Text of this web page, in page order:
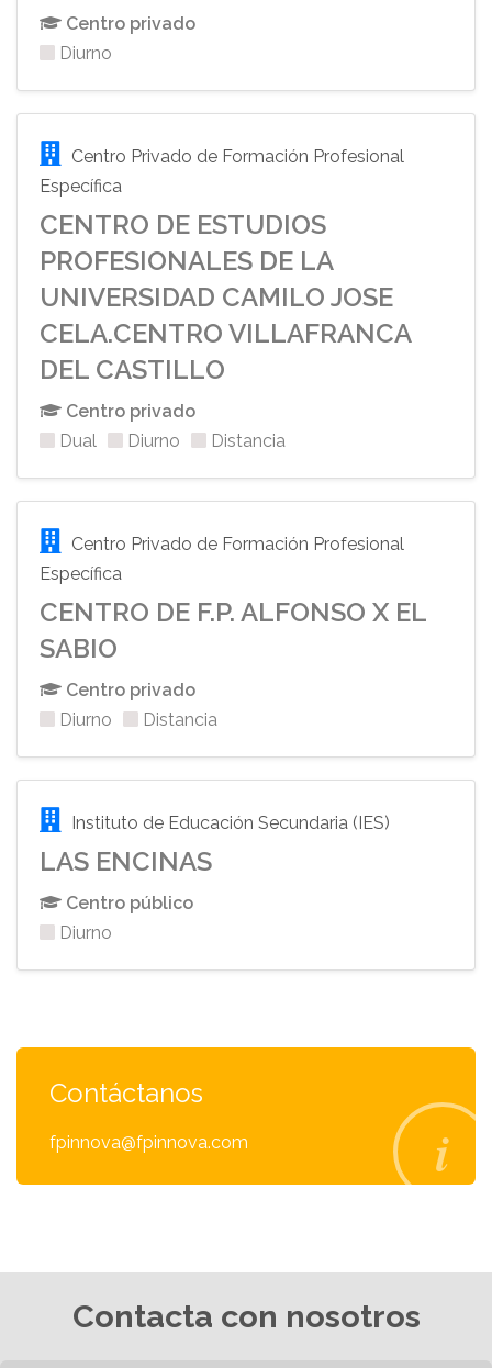
Centro privado
Diurno
Centro Privado de Formación Profesional
Específica
CENTRO DE ESTUDIOS
PROFESIONALES DE LA
UNIVERSIDAD CAMILO JOSE
CELA.CENTRO VILLAFRANCA
DEL CASTILLO
Centro privado
Dual
Diurno Distancia
Centro Privado de Formación Profesional
Específica
CENTRO DE F.P. ALFONSO X EL
SABIO
Centro privado
Diurno
Distancia
Instituto de Educación Secundaria (IES)
LAS ENCINAS
Centro público
Diurno
Contáctanos
fpinnova@fpinnova.com
Contacta con nosotros